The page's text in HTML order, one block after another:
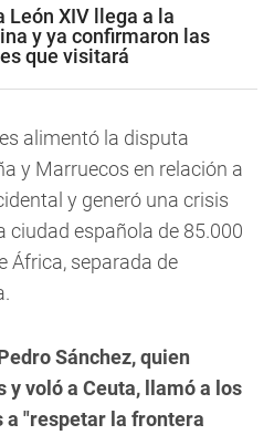
León XIV llega a la
y ya confirmaron las
que visitará
alimentó la disputa
y Marruecos en relación a
y generó una crisis
ciudad española de 85.000
África, separada de
Sánchez, quien
y voló a Ceuta, llamó a los
a "respetar la frontera